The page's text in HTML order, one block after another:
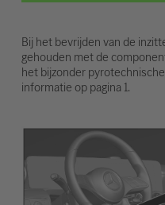
Bij het bevrijden van de
gehouden met de
het bijzonder
informatie op pagina 1.